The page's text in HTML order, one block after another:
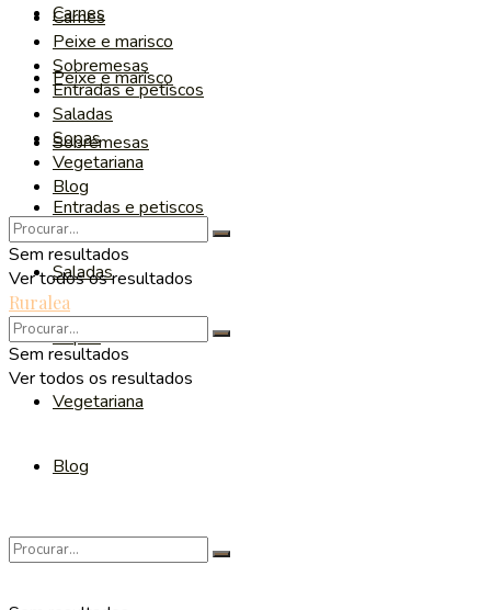
Carnes
Peixe e marisco
Sobremesas
Entradas e petiscos
Saladas
Sopas
Vegetariana
Blog
Carnes
Peixe e marisco
Sobremesas
Entradas e petiscos
Saladas
Sopas
Vegetariana
Blog
Sem resultados
Ver todos os resultados
Ruralea
Sem resultados
Ver todos os resultados